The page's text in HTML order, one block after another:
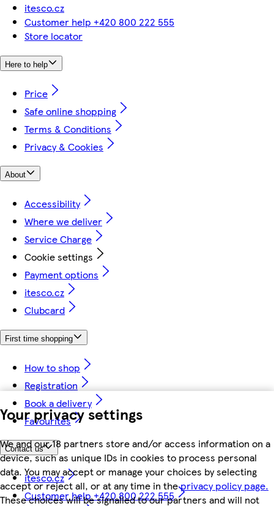
Your privacy settings
We and our 18 partners store and/or access information on a
device, such as unique IDs in cookies to process personal
data. You may accept or manage your choices by selecting
accept or reject all, or at any time in theprivacy policy page.
These choices will be signalled to our partners and will not
itesco.cz
Customer help +420 800 222 555
Store locator
Here to help
Price
Safe online shopping
Terms & Conditions
Privacy & Cookies
About
Accessibility
Where we deliver
Service Charge
Cookie settings
Payment options
itesco.cz
Clubcard
First time shopping
How to shop
Registration
Book a delivery
Favourites
Contact us
itesco.cz
Customer help +420 800 222 555